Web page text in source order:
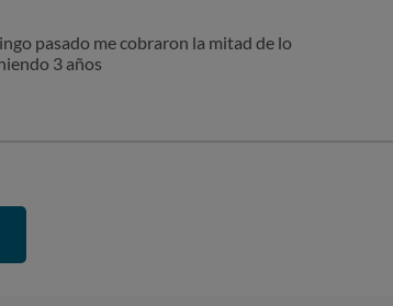
pasado me cobraron la mitad de lo
3 años